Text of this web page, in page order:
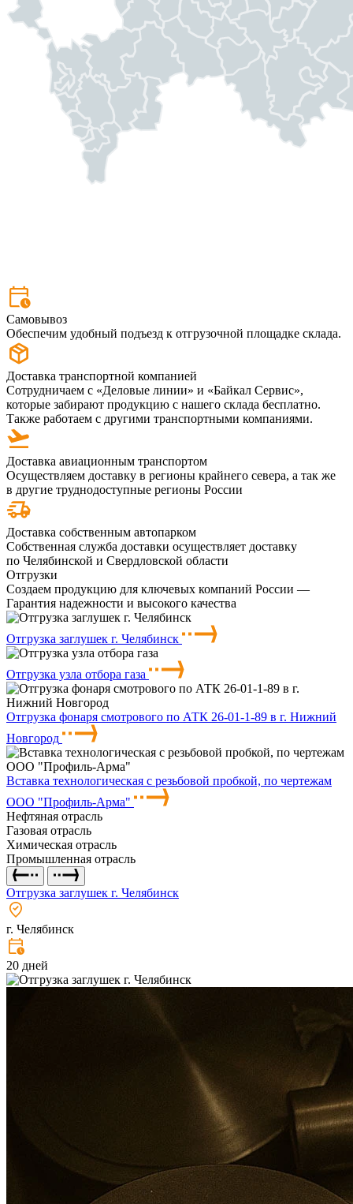
Самовывоз
Обеспечим удобный подъезд к отгрузочной площадке склада.
Доставка транспортной компанией
Сотрудничаем с «Деловые линии» и «Байкал Сервис»,
которые забирают продукцию с нашего склада бесплатно.
Также работаем с другими транспортными компаниями.
Доставка авиационным транспортом
Осуществляем доставку в регионы крайнего севера, а так же
в другие труднодоступные регионы России
Доставка собственным автопарком
Собственная служба доставки осуществляет доставку
по Челябинской и Свердловской области
Отгрузки
Создаем продукцию для ключевых компаний России —
Гарантия надежности и высокого качества
Отгрузка заглушек г. Челябинск
Отгрузка узла отбора газа
Отгрузка фонаря смотрового по АТК 26-01-1-89 в г. Нижний
Новгород
Вставка технологическая с резьбовой пробкой, по чертежам
ООО "Профиль-Арма"
Нефтяная отрасль
Газовая отрасль
Химическая отрасль
Промышленная отрасль
Отгрузка заглушек г. Челябинск
г. Челябинск
20 дней